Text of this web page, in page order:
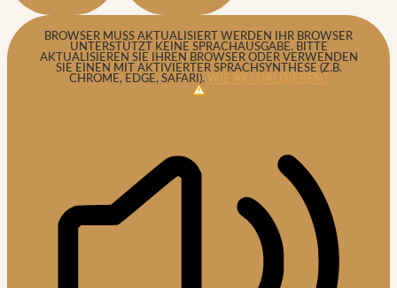
BROWSER MUSS AKTUALISIERT WERDEN
IHR BROWSER
UNTERSTÜTZT KEINE SPRACHAUSGABE. BITTE
AKTUALISIEREN SIE IHREN BROWSER ODER VERWENDEN
SIE EINEN MIT AKTIVIERTER SPRACHSYNTHESE (Z.B.
CHROME, EDGE, SAFARI). WIE AKTUALISIEREN?